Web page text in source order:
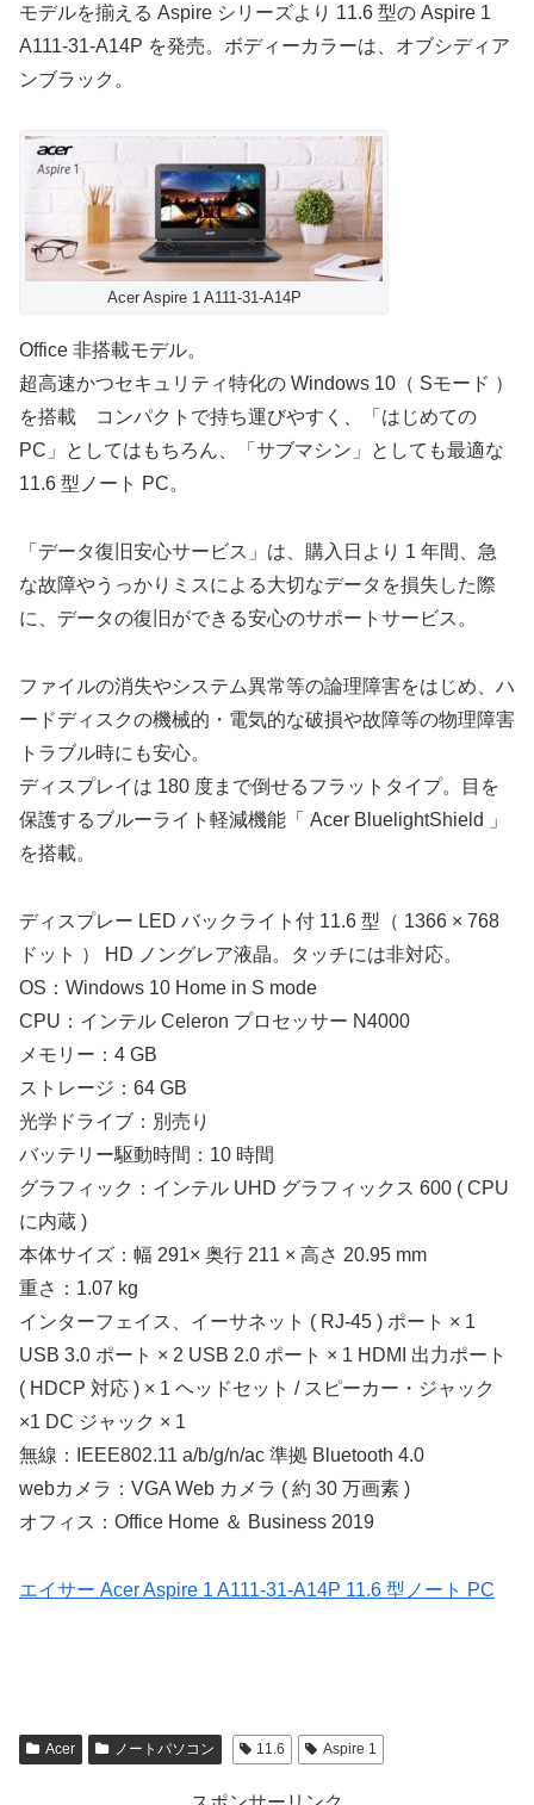
モデルを揃える Aspire シリーズより 11.6 型の Aspire 1
A111-31-A14P を発売。ボディーカラーは、オブシディア
ンブラック。
Acer Aspire 1 A111-31-A14P
Office 非搭載モデル。
超高速かつセキュリティ特化の Windows 10（ Sモード ）
を搭載 コンパクトで持ち運びやすく、「はじめての
PC」としてはもちろん、「サブマシン」としても最適な
11.6 型ノート PC。
「データ復旧安心サービス」は、購入日より 1 年間、急
な故障やうっかりミスによる大切なデータを損失した際
に、データの復旧ができる安心のサポートサービス。
ファイルの消失やシステム異常等の論理障害をはじめ、ハ
ードディスクの機械的・電気的な破損や故障等の物理障害
トラブル時にも安心。
ディスプレイは 180 度まで倒せるフラットタイプ。目を
保護するブルーライト軽減機能「 Acer BluelightShield 」
を搭載。
ディスプレー LED バックライト付 11.6 型（ 1366 × 768
ドット ） HD ノングレア液晶。タッチには非対応。
OS：Windows 10 Home in S mode
CPU：インテル Celeron プロセッサー N4000
メモリー：4 GB
ストレージ：64 GB
光学ドライブ：別売り
バッテリー駆動時間：10 時間
グラフィック：インテル UHD グラフィックス 600 ( CPU
に内蔵 )
本体サイズ：幅 291× 奥行 211 × 高さ 20.95 mm
重さ：1.07 kg
インターフェイス、イーサネット ( RJ-45 ) ポート × 1
USB 3.0 ポート × 2 USB 2.0 ポート × 1 HDMI 出力ポート
( HDCP 対応 ) × 1 ヘッドセット / スピーカー・ジャック
×1 DC ジャック × 1
無線：IEEE802.11 a/b/g/n/ac 準拠 Bluetooth 4.0
webカメラ：VGA Web カメラ ( 約 30 万画素 )
オフィス：Office Home ＆ Business 2019
エイサー Acer Aspire 1 A111-31-A14P 11.6 型ノート PC
Acer ノートパソコン 11.6 Aspire 1